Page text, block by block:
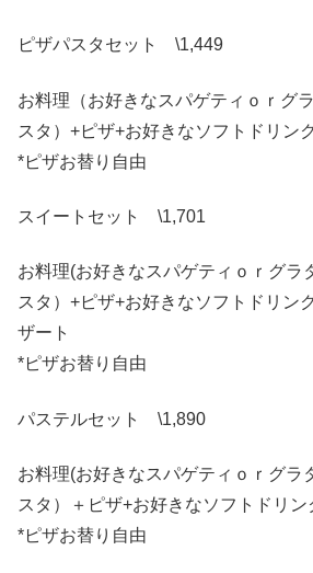
ピザパスタセット \1,449
お料理（お好きなスパゲティｏｒグ
スタ）+ピザ+お好きなソフトドリンク
*ピザお替り自由
スイートセット \1,701
お料理(お好きなスパゲティｏｒグラ
スタ）+ピザ+お好きなソフトドリン
ザート
*ピザお替り自由
パステルセット \1,890
お料理(お好きなスパゲティｏｒグラ
スタ）＋ピザ+お好きなソフトドリ
*ピザお替り自由